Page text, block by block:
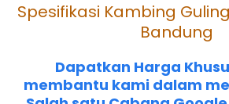
Spesifikasi Kambing
Bandung
Dapatkan Harga
membantu kami dalam